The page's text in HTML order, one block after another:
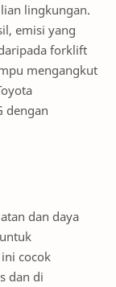
lingkungan.
emisi yang
forklift
mengangkut
dengan
dan daya
cocok
dan di